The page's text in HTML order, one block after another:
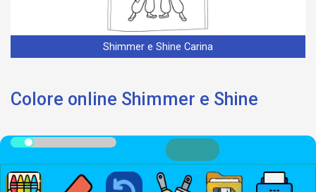
Shimmer e Shine Carina
Colore online Shimmer e Shine